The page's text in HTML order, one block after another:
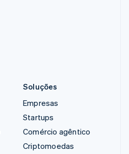
Soluções
Empresas
Startups
Comércio agêntico
Criptomoedas